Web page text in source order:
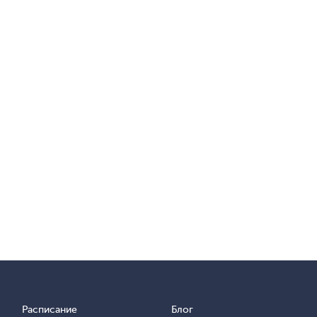
Расписание Блог